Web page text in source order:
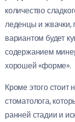
количество
леденцы и жвачки,
вариантом будет
содержанием
хорошей «форме».
Кроме этого стоит
стоматолога,
ранней стадии и